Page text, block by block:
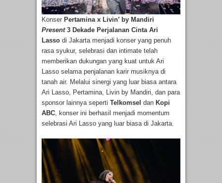
Konser Pertamina x Livin’ by Mandiri
Present3 Dekade Perjalanan Cinta Ari
Lasso di Jakarta menjadi konser yang penuh
rasa syukur, selebrasi dan intimate telah
memberikan dukungan yang kuat untuk Ari
Lasso selama penjalanan karir musiknya di
tanah air. Melalui sinergi yang luar biasa antara
Ari Lasso, Pertamina, Livin by Mandiri, dan para
sponsor lainnya seperti Telkomsel dan Kopi
ABC, konser ini berhasil menjadi momentum
selebrasi Ari Lasso yang luar biasa di Jakarta.